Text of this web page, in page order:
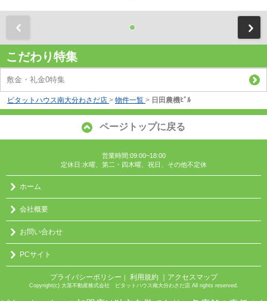
こだわり特集
敷金・礼金0特集
ピタットハウス南大分わさだ店 > 物件一覧 > 日田農機ﾋﾞﾙ
ページトップに戻る
営業時間:09:00~18:00
定休日:水曜、第二・四木曜、祝日、その他不定休
ホーム
会社概要
お問い合わせ
PCサイト
プライバシーポリシー 利用規約 ｜アクセスマップ
Copyright(c) 大茎不動産株式会社 ピタットハウス南大分わさだ店 All rights reserved.